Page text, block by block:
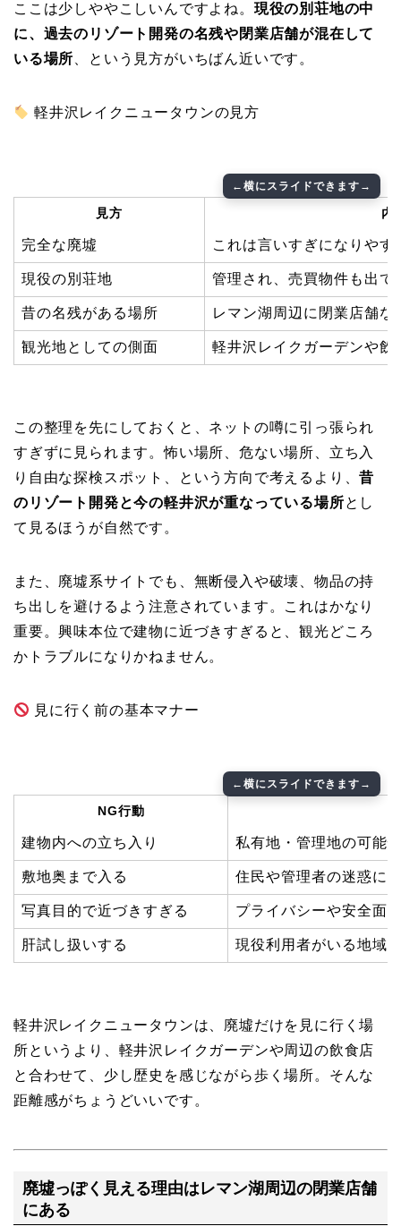
ここは少しややこしいんですよね。 現役の別荘地の中
に、過去のリゾート開発の名残や閉業店舗が混在して
いる場所 、という見方がいちばん近いです。
軽井沢レイクニュータウンの見方
見方 内
完全な廃墟 これは言いすぎになりやす
現役の別荘地 管理され、売買物件も出て
昔の名残がある場所 レマン湖周辺に閉業店舗な
観光地としての側面 軽井沢レイクガーデンや飲
この整理を先にしておくと、ネットの噂に引っ張られ
すぎずに見られます。怖い場所、危ない場所、立ち入
り自由な探検スポット、という方向で考えるより、昔
のリゾート開発と今の軽井沢が重なっている場所とし
て見るほうが自然です。
また、廃墟系サイトでも、無断侵入や破壊、物品の持
ち出しを避けるよう注意されています。これはかなり
重要。興味本位で建物に近づきすぎると、観光どころ
かトラブルになりかねません。
見に行く前の基本マナー
NG行動
建物内への立ち入り 私有地・管理地の可能
敷地奥まで入る 住民や管理者の迷惑に
写真目的で近づきすぎる プライバシーや安全面
肝試し扱いする 現役利用者がいる地域
軽井沢レイクニュータウンは、廃墟だけを見に行く場
所というより、軽井沢レイクガーデンや周辺の飲食店
と合わせて、少し歴史を感じながら歩く場所。そんな
距離感がちょうどいいです。
廃墟っぽく見える理由はレマン湖周辺の閉業店舗
にある